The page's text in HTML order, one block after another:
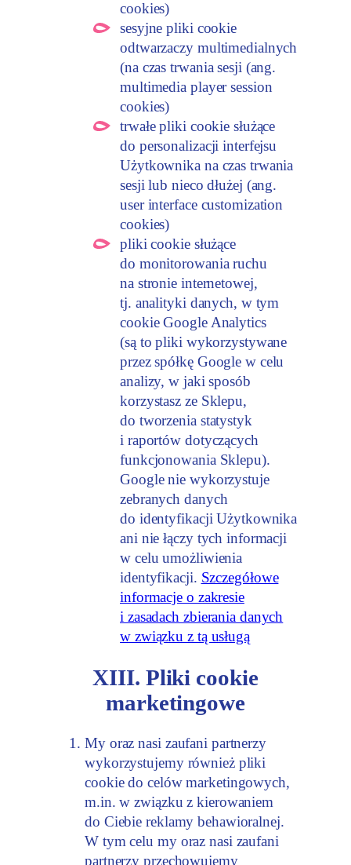
cookies)
sesyjne pliki cookie
odtwarzaczy multimedialnych
(na czas trwania sesji (ang.
multimedia player session
cookies)
trwałe pliki cookie służące
do personalizacji interfejsu
Użytkownika na czas trwania
sesji lub nieco dłużej (ang.
user interface customization
cookies)
pliki cookie służące
do monitorowania ruchu
na stronie internetowej,
tj. analityki danych, w tym
cookie Google Analytics
(są to pliki wykorzystywane
przez spółkę Google w celu
analizy, w jaki sposób
korzystasz ze Sklepu,
do tworzenia statystyk
i raportów dotyczących
funkcjonowania Sklepu).
Google nie wykorzystuje
zebranych danych
do identyfikacji Użytkownika
ani nie łączy tych informacji
w celu umożliwienia
identyfikacji. Szczegółowe
informacje o zakresie
i zasadach zbierania danych
w związku z tą usługą
XIII. Pliki cookie
marketingowe
My oraz nasi zaufani partnerzy
wykorzystujemy również pliki
cookie do celów marketingowych,
m.in. w związku z kierowaniem
do Ciebie reklamy behawioralnej.
W tym celu my oraz nasi zaufani
partnerzy przechowujemy